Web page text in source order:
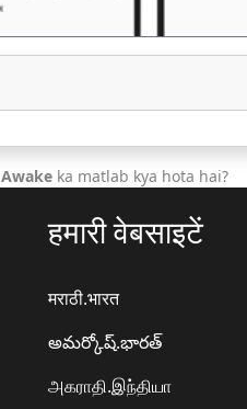
Awake ka matlab kya hota hai?
हमारी वेबसाइटें
मराठी.भारत
అమర్కోష్.భారత్
அகராதி.இந்தியா